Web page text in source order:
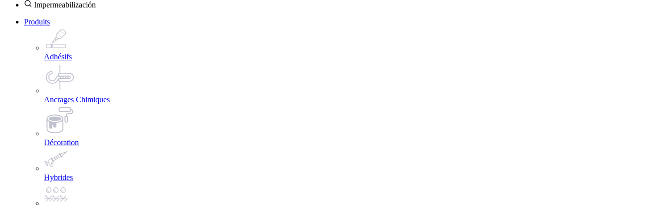
Impermeabilización
Produits
Adhésifs
Ancrages Chimiques
Décoration
Hybrides